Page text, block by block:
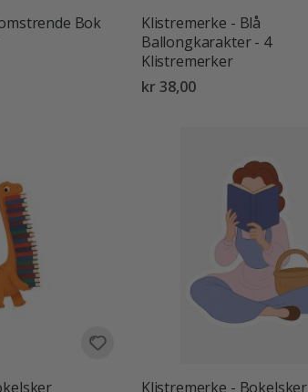
Bok
Klistremerke - Blå
Ballongkarakter - 4
Klistremerker
kr 38,00
Klistremerke - Bokelsker